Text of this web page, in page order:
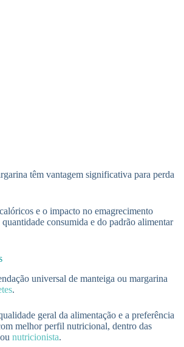
têm vantagem significativa para perda
e o impacto no emagrecimento
consumida e do padrão alimentar
universal de manteiga ou margarina
.
geral da alimentação e a preferência
melhor perfil nutricional, dentro das
nutricionista.